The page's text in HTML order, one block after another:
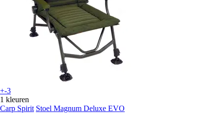
+-3
1 kleuren
Carp Spirit Stoel Magnum Deluxe EVO